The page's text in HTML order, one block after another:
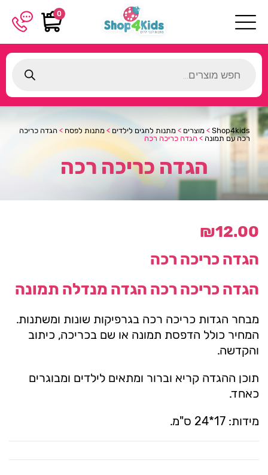
0
search
Shop4kids
> מוצרים > מתנות לחגים לילדים > מתנות לפסח > הגדה כריכה
רכה עם תמונה > הגדה כריכה רכה
הגדה כריכה רכה
₪12.00
הגדה כריכה רכה
הגדה כריכה רכה הגדה מנדלה תמונה
מבחר הגדות כריכה רכה בגרפיקות שונות ומשתנות.
המחיר כולל הדפסת תמונה או שם בכריכה, כיתוב
והקדשה.
תוכן ההגדה קריא וברור ומתאים לילדים ומבוגרים
כאחד.
מידות: 17*24 ס"מ.